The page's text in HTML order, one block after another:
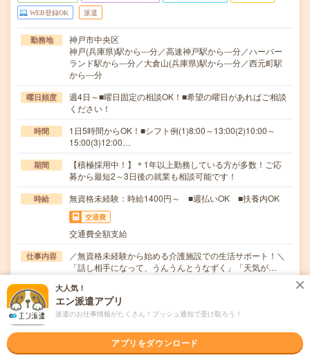
WEB登録OK 派遣
勤務地
神戸市中央区
神戸(兵庫県)駅から---分／高速神戸駅から---分／ハーバー
ランド駅から---分／大倉山(兵庫県)駅から---分／西元町駅
から---分
曜日頻度
週4日～■曜日固定の相談OK！■希望の曜日があればご相談
ください！
時間
1日5時間からOK！■シフト例(1)8:00～13:00(2)10:00～
15:00(3)12:00…
期間
【積極採用中！】＊1年以上勤務している方が多数！ご応
募から最短2～3日後の就業も相談可能です！
時給 無資格未経験：時給1400円～ ■週払いOK ■扶養内OK
交通費
交通費全額支給
仕事内容
／無資格未経験から始める介護施設での生活サポート！＼
「話し相手になって、うんうんとうなずく」「天気が…
応募資格
職種未経験OK / ブランクOK / パソコンスキル不要 / 英語力
不要
■無資格・未経験OK！■年齢・学歴不問！ブランクOK!■10
職場の雰囲気
大人気！
エン派遣アプリ
派遣のお仕事情報がたくさん！プッシュ通知で受け取ろう！
アプリをダウンロード